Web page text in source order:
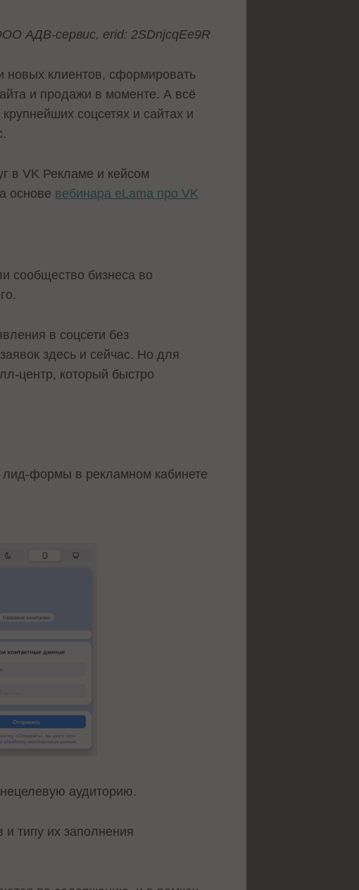
АДВ-сервис, erid: 2SDnjcqEe9R
новых клиентов, сформировать
и продажи в моменте. А всё
соцсетях и сайтах и
в VK Рекламе и кейсом
основе вебинара eLama про VK
сообщество бизнеса во
в соцсети без
здесь и сейчас. Но для
центр, который быстро
лид-формы в рекламном кабинете
аудиторию.
типу их заполнения